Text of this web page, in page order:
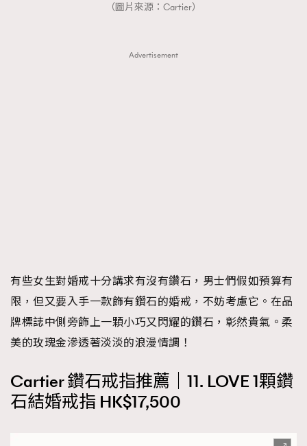
（圖片來源：Cartier）
Advertisement
有些女生對婚戒十分講求有沒有鑽石，男士們假如預算有
限，但又要入手一款飾有鑽石的婚戒，不妨考慮它。在品
牌標誌中側旁飾上一顆小巧又閃耀的鑽石，彰然貴氣。柔
美的玫瑰金滲透著淡淡的浪漫情調！
Cartier 鑽石戒指推薦｜11. LOVE 1顆鑽
石結婚戒指 HK$17,500